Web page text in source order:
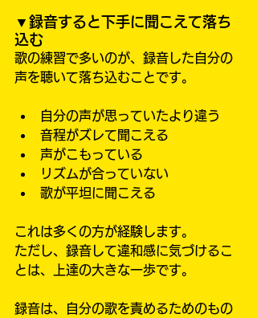
▼録音すると下手に聞こえて落ち
込む
歌の練習で多いのが、録音した自分の
声を聴いて落ち込むことです。
自分の声が思っていたより違う
音程がズレて聞こえる
声がこもっている
リズムが合っていない
歌が平坦に聞こえる
これは多くの方が経験します。
ただし、録音して違和感に気づけるこ
とは、上達の大きな一歩です。
録音は、自分の歌を責めるためのもの